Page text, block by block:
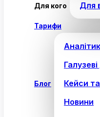
Для кого Для
Тарифи
Блог
Кейси
Новини